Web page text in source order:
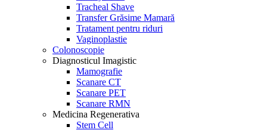
Tracheal Shave
Transfer Grăsime Mamară
Tratament pentru riduri
Vaginoplastie
Colonoscopie
Diagnosticul Imagistic
Mamografie
Scanare CT
Scanare PET
Scanare RMN
Medicina Regenerativa
Stem Cell